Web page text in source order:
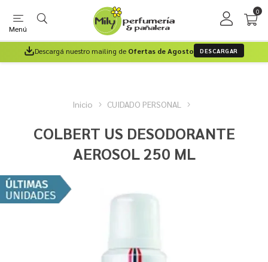
Menú
0
Descargá nuestro mailing de Ofertas de Agosto DESCARGAR
Inicio CUIDADO PERSONAL
COLBERT US DESODORANTE
AEROSOL 250 ML